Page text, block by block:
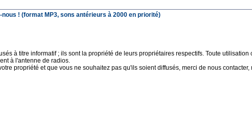
! (format MP3, sons antérieurs à 2000 en priorité)
à titre informatif ; ils sont la propriété de leurs propriétaires respectifs. Toute
à l'antenne de radios.
propriété et que vous ne souhaitez pas qu'ils soient diffusés, merci de nous